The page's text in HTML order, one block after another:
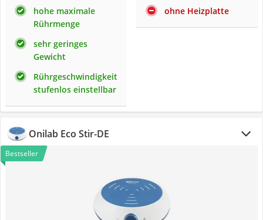
hohe maximale
Rührmenge
sehr geringes
Gewicht
Rührgeschwindigkeit
stufenlos einstellbar
ohne Heizplatte
Onilab ‎Eco Stir-DE
Bestseller